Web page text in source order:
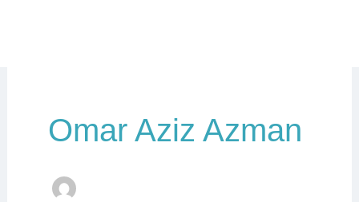
Omar Aziz Azman